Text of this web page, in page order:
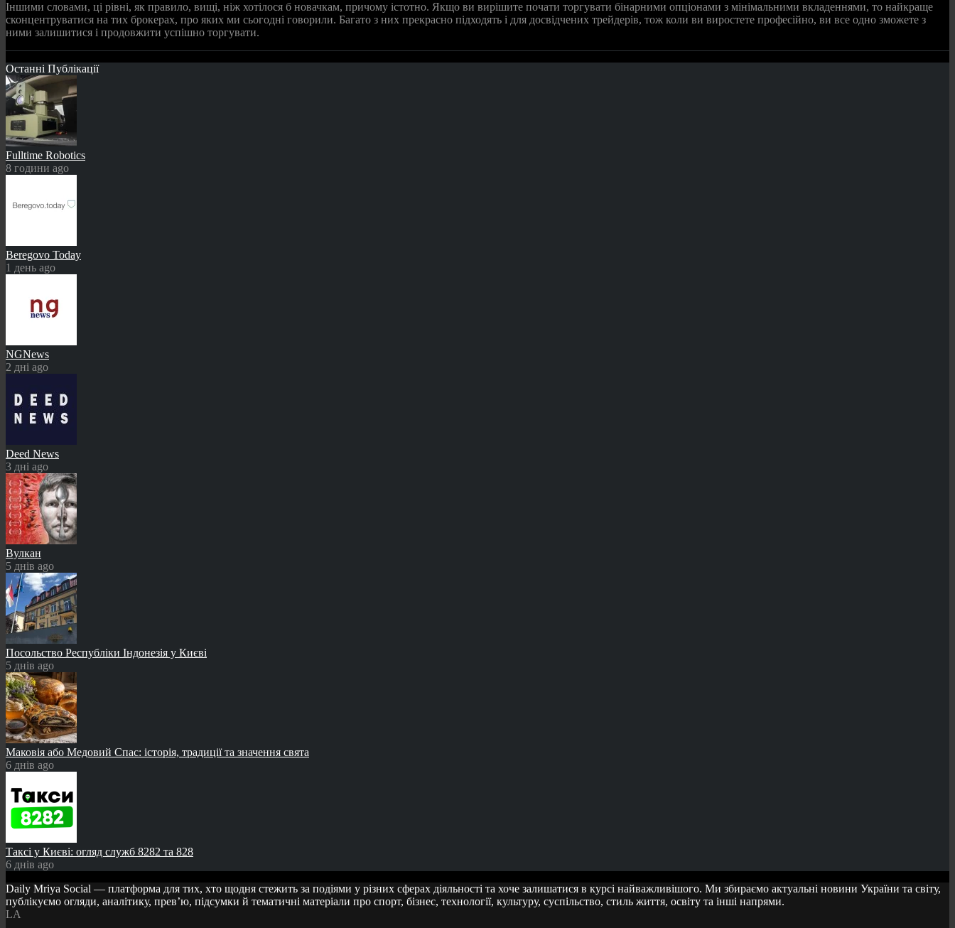
Іншими словами, ці рівні, як правило, вищі, ніж хотілося б новачкам, причому істотно. Якщо ви вирішите почати торгувати бінарними опціонами з мінімальними вкладеннями, то найкраще
сконцентруватися на тих брокерах, про яких ми сьогодні говорили. Багато з них прекрасно підходять і для досвідчених трейдерів, тож коли ви виростете професійно, ви все одно зможете з
ними залишитися і продовжити успішно торгувати.
Останні Публікації
Fulltime Robotics
8 години ago
Beregovo Today
1 день ago
NGNews
2 дні ago
Deed News
3 дні ago
Вулкан
5 днів ago
Посольство Республіки Індонезія у Києві
5 днів ago
Маковія або Медовий Спас: історія, традиції та значення свята
6 днів ago
Таксі у Києві: огляд служб 8282 та 828
6 днів ago
Daily Mriya Social — платформа для тих, хто щодня стежить за подіями у різних сферах діяльності та хоче залишатися в курсі найважливішого. Ми збираємо актуальні новини України та світу,
публікуємо огляди, аналітику, прев’ю, підсумки й тематичні матеріали про спорт, бізнес, технології, культуру, суспільство, стиль життя, освіту та інші напрями.
LA